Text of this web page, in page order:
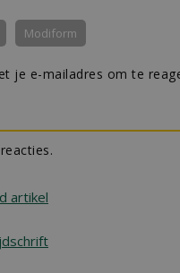
Modiform
e-mailadres om te
artikel